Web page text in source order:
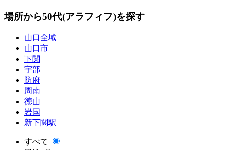
場所から50代(アラフィフ)を探す
山口全域
山口市
下関
宇部
防府
周南
徳山
岩国
新下関駅
すべて